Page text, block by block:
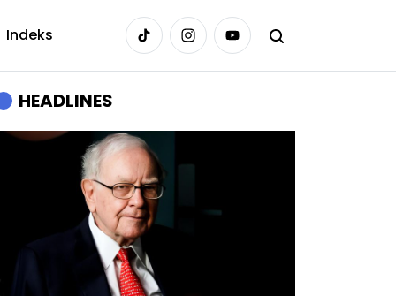
Indeks
HEADLINES